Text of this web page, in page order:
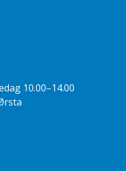
10.00–14.00